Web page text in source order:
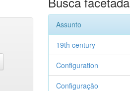
Assunto
19th century
Configuration
Configuração